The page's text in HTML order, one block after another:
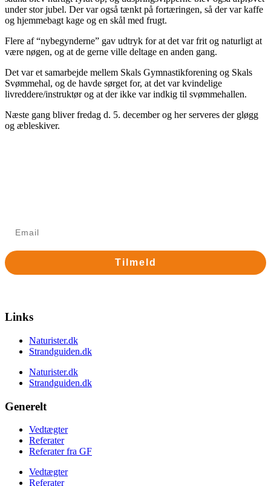
under stor jubel. Der var også tænkt på fortæringen, så der var kaffe
og hjemmebagt kage og en skål med frugt.
Flere af “nybegynderne” gav udtryk for at det var frit og naturligt at
være nøgen, og at de gerne ville deltage en anden gang.
Det var et samarbejde mellem Skals Gymnastikforening og Skals
Svømmehal, og de havde sørget for, at det var kvindelige
livreddere/instruktør og at der ikke var indkig til svømmehallen.
Næste gang bliver fredag d. 5. december og her serveres der gløgg
og æbleskiver.
Tilmeld
Links
Naturister.dk
Strandguiden.dk
Naturister.dk
Strandguiden.dk
Generelt
Vedtægter
Referater
Referater fra GF
Vedtægter
Referater